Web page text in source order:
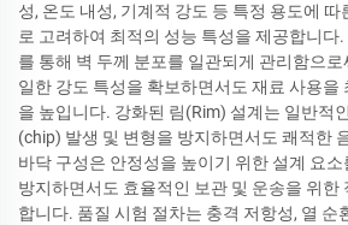
성, 온도 내성, 기계적 강도 등 특정 용도에
로 고려하여 최적의 성능 특성을 제공합니다
를 통해 벽 두께 분포를 일관되게 관리함으
일한 강도 특성을 확보하면서도 재료 사용을
을 높입니다. 강화된 림(Rim) 설계는 일반적
(chip) 발생 및 변형을 방지하면서도 쾌적한
바닥 구성은 안정성을 높이기 위한 설계 요
방지하면서도 효율적인 보관 및 운송을 위한
합니다. 품질 시험 절차는 충격 저항성, 열 순